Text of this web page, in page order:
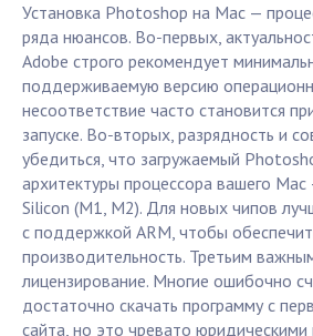
Установка Photoshop на Mac —
ряда нюансов. Во‑первых,
Adobe строго рекомендует
поддерживаемую версию
несоответствие часто становится
запуске. Во‑вторых, разрядность и
убедиться, что загружаемый
архитектуры процессора вашего
Silicon (M1, M2). Для новых чипов
с поддержкой ARM, чтобы
производительность. Третьим
лицензирование. Многие ошибочно
достаточно скачать программу с
сайта, но это чревато юридическими